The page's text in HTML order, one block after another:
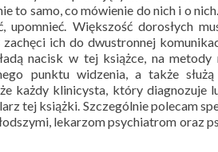
to samo, co mówienie do nich i o
Większość dorosłych
ich do dwustronnej
nacisk w tej książce, na
punktu widzenia, a także
każdy klinicysta, który diagnozuje
tej książki. Szczególnie polecam
lekarzom psychiatrom oraz